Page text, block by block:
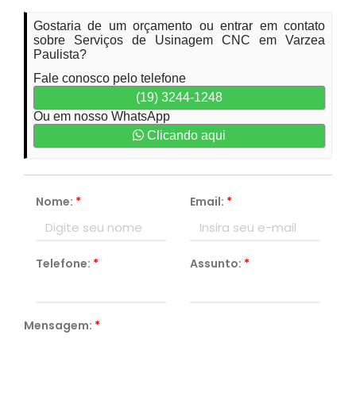
Gostaria de um orçamento ou entrar em contato
sobre Serviços de Usinagem CNC em Varzea
Paulista?
Fale conosco pelo telefone
(19) 3244-1248
Ou em nosso WhatsApp
Clicando aqui
Nome: * Email: *
Telefone: * Assunto: *
Mensagem: *